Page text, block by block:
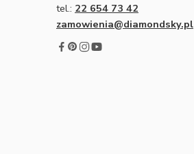
tel.: 22 654 73 42
zamowienia@diamondsky.pl